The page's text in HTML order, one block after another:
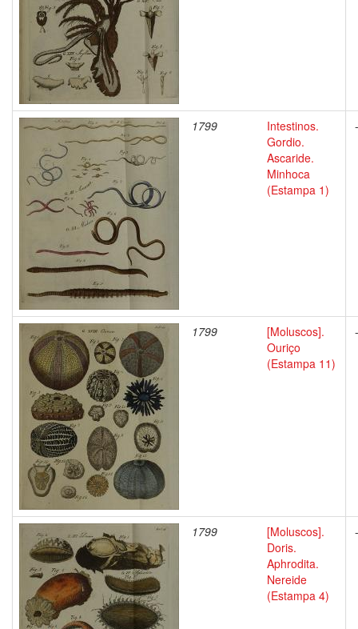
1799
Intestinos.
Gordio.
Ascaride.
Minhoca
(Estampa 1)
-
1799
[Moluscos].
Ouriço
(Estampa 11)
-
1799
[Moluscos].
Doris.
Aphrodita.
Nereide
(Estampa 4)
-